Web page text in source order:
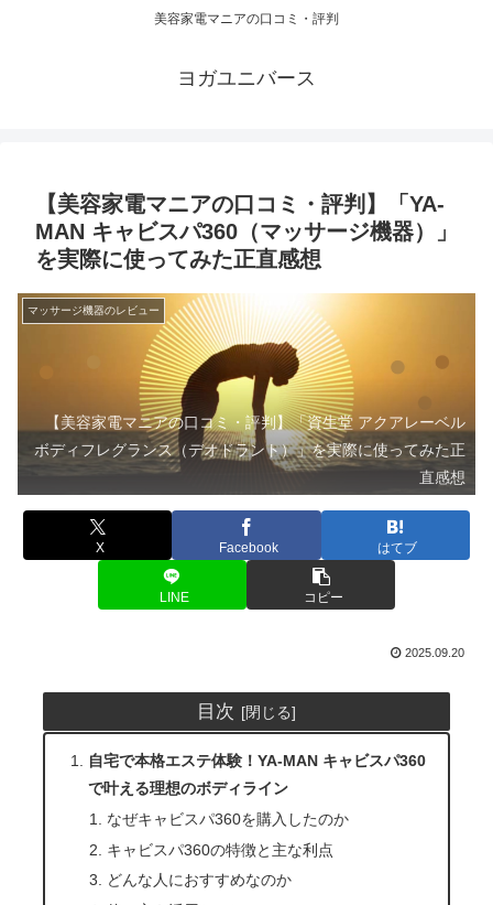
美容家電マニアの口コミ・評判
ヨガユニバース
【美容家電マニアの口コミ・評判】「YA-
MAN キャビスパ360（マッサージ機器）」
を実際に使ってみた正直感想
マッサージ機器のレビュー
【美容家電マニアの口コミ・評判】「資生堂 アクアレーベル
ボディフレグランス（デオドラント）」を実際に使ってみた正
直感想
X Facebook はてブ
LINE コピー
2025.09.20
目次
自宅で本格エステ体験！YA-MAN キャビスパ360
で叶える理想のボディライン
なぜキャビスパ360を購入したのか
キャビスパ360の特徴と主な利点
どんな人におすすめなのか